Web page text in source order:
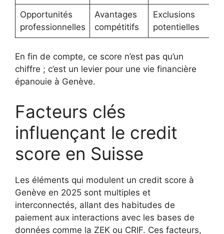
Opportunités
professionnelles
Avantages
compétitifs
Exclusions
potentielles
En fin de compte, ce score n’est pas qu’un
chiffre ; c’est un levier pour une vie financière
épanouie à Genève.
Facteurs clés
influençant le credit
score en Suisse
Les éléments qui modulent un credit score à
Genève en 2025 sont multiples et
interconnectés, allant des habitudes de
paiement aux interactions avec les bases de
données comme la ZEK ou CRIF. Ces facteurs,